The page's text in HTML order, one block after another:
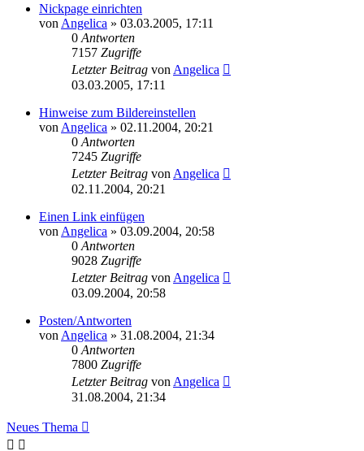
Nickpage einrichten
von Angelica » 03.03.2005, 17:11
0 Antworten
7157 Zugriffe
Letzter Beitrag von Angelica
03.03.2005, 17:11
Hinweise zum Bildereinstellen
von Angelica » 02.11.2004, 20:21
0 Antworten
7245 Zugriffe
Letzter Beitrag von Angelica
02.11.2004, 20:21
Einen Link einfügen
von Angelica » 03.09.2004, 20:58
0 Antworten
9028 Zugriffe
Letzter Beitrag von Angelica
03.09.2004, 20:58
Posten/Antworten
von Angelica » 31.08.2004, 21:34
0 Antworten
7800 Zugriffe
Letzter Beitrag von Angelica
31.08.2004, 21:34
Neues Thema